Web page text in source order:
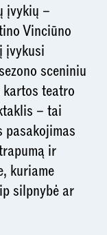
įvykių –
Vinciūno
įvykusi
sceniniu
teatro
– tai
ir
kuriame
silpnybė ar